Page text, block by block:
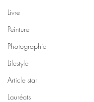
Livre
Peinture
Photographie
Lifestyle
Article star
Lauréats